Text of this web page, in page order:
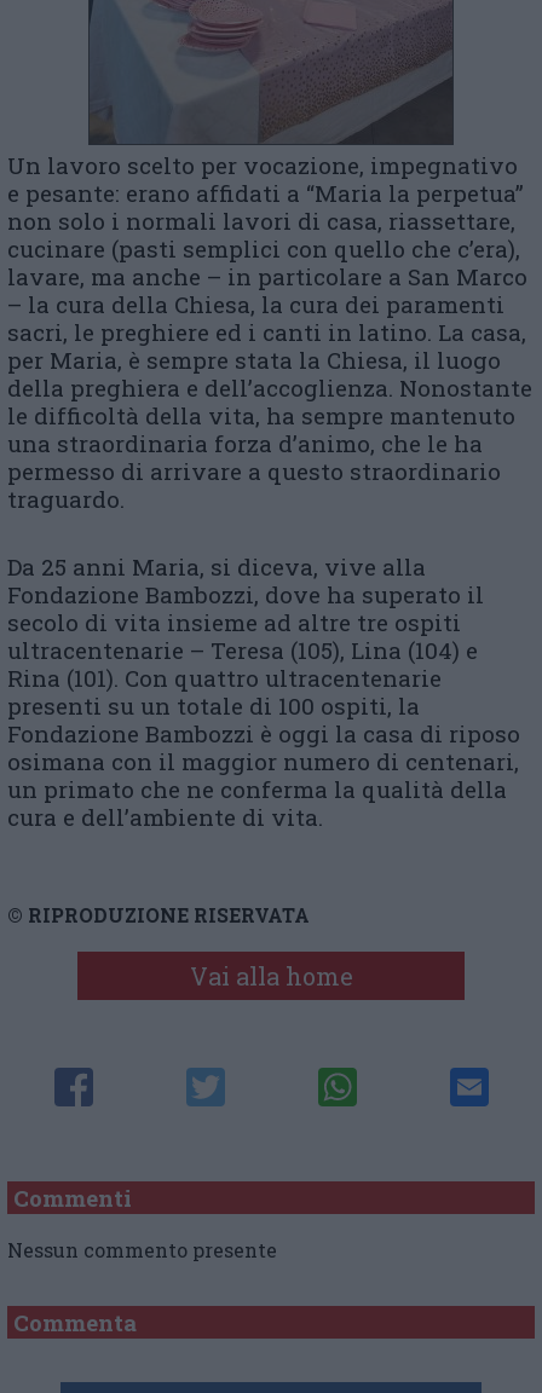
Un lavoro scelto per vocazione, impegnativo
e pesante: erano affidati a “Maria la perpetua”
non solo i normali lavori di casa, riassettare,
cucinare (pasti semplici con quello che c’era),
lavare, ma anche – in particolare a San Marco
– la cura della Chiesa, la cura dei paramenti
sacri, le preghiere ed i canti in latino. La casa,
per Maria, è sempre stata la Chiesa, il luogo
della preghiera e dell’accoglienza. Nonostante
le difficoltà della vita, ha sempre mantenuto
una straordinaria forza d’animo, che le ha
permesso di arrivare a questo straordinario
traguardo.
Da 25 anni Maria, si diceva, vive alla
Fondazione Bambozzi, dove ha superato il
secolo di vita insieme ad altre tre ospiti
ultracentenarie – Teresa (105), Lina (104) e
Rina (101). Con quattro ultracentenarie
presenti su un totale di 100 ospiti, la
Fondazione Bambozzi è oggi la casa di riposo
osimana con il maggior numero di centenari,
un primato che ne conferma la qualità della
cura e dell’ambiente di vita.
© RIPRODUZIONE RISERVATA
Vai alla home
Commenti
Nessun commento presente
Commenta